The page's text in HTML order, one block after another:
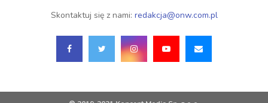
Skontaktuj się z nami: redakcja@onw.com.pl